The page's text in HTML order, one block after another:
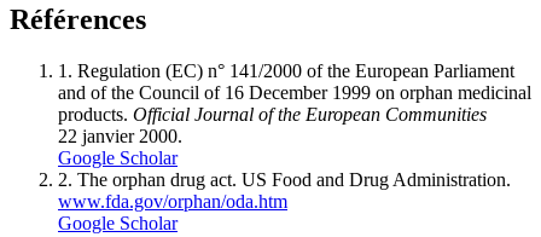
Références
1. Regulation (EC) n° 141/2000 of the European Parliament
and of the Council of 16 December 1999 on orphan medicinal
products. Official Journal of the European Communities
22 janvier 2000.
Google Scholar
2. The orphan drug act. US Food and Drug Administration.
www.fda.gov/orphan/oda.htm
Google Scholar